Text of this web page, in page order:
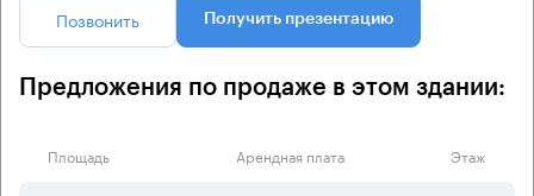
Позвонить Получить презентацию
Предложения по продаже в этом здании:
Площадь Арендная плата Этаж